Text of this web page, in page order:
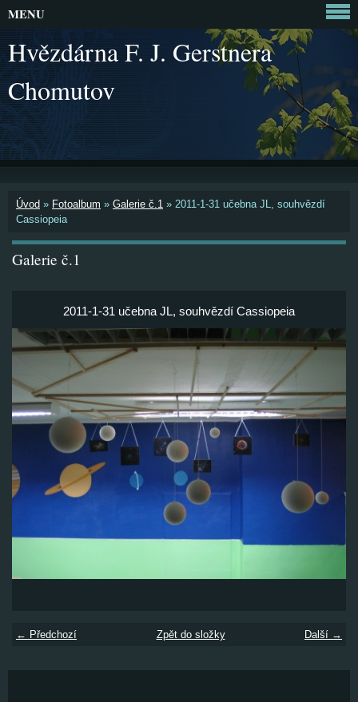
Hvězdárna F. J. Gerstnera
Chomutov
Úvod » Fotoalbum » Galerie č.1 » 2011-1-31 učebna JL, souhvězdí
Cassiopeia
Galerie č.1
2011-1-31 učebna JL, souhvězdí Cassiopeia
← Předchozí Další →
Zpět do složky
MENU